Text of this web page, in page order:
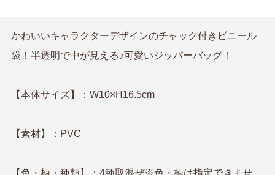
かわいいキャラクターデザインのチャック付きビニール
袋！半透明で中が見える♪可愛いジッパーバッグ！
【本体サイズ】：W10×H16.5cm
【素材】：PVC